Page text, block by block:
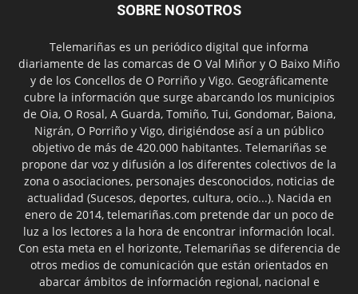
SOBRE NOSOTROS
Telemariñas es un periódico digital que informa
diariamente de las comarcas de O Val Miñor y O Baixo Miño
y de los Concellos de O Porriño y Vigo. Geográficamente
cubre la información que surge abarcando los municipios
de Oia, O Rosal, A Guarda, Tomiño, Tui, Gondomar, Baiona,
Nigrán, O Porriño y Vigo, dirigiéndose así a un público
objetivo de más de 420.000 habitantes. Telemariñas se
propone dar voz y difusión a los diferentes colectivos de la
zona o asociaciones, personajes desconocidos, noticias de
actualidad (Sucesos, deportes, cultura, ocio...). Nacida en
enero de 2014, telemariñas.com pretende dar un poco de
luz a los lectores a la hora de encontrar información local.
Con esta meta en el horizonte, Telemariñas se diferencia de
otros medios de comunicación que están orientados en
abarcar ámbitos de información regional, nacional e